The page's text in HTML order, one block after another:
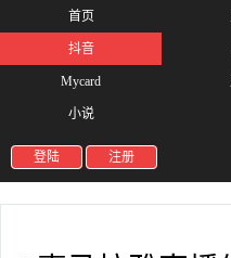
首页
抖音
Mycard
小说
登陆 注册